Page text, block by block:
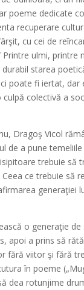
poeme dedicate
recuperare
cu cei de
ulmi,
starea
poate fi iertat,
colectivă a
Dragoş Vicol
de a pune
trebuie
ce trebuie să
generaţiei
o generaţie
apoi a prins să
fără viitor şi fără
în poeme
dea rotunjime